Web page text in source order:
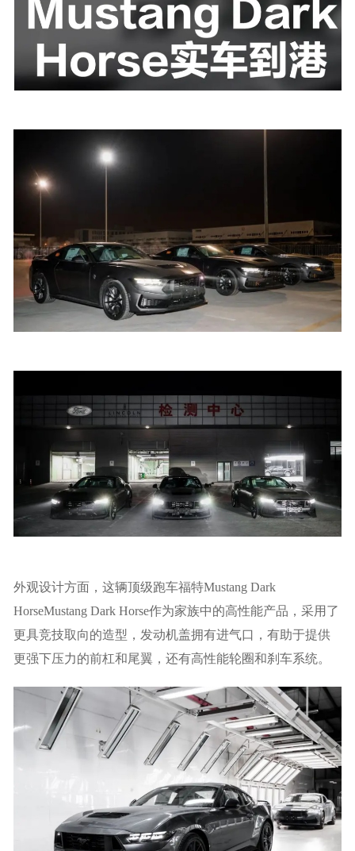
外观设计方面，这辆顶级跑车福特Mustang Dark
HorseMustang Dark Horse作为家族中的高性能产品，采用了
更具竞技取向的造型，发动机盖拥有进气口，有助于提供
更强下压力的前杠和尾翼，还有高性能轮圈和刹车系统。